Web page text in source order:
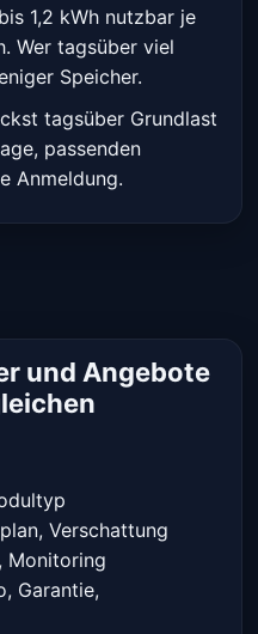
1,2 kWh nutzbar je
Wer tagsüber viel
Speicher.
tagsüber Grundlast
passenden
Anmeldung.
und Angebote
Verschattung
Monitoring
Garantie,